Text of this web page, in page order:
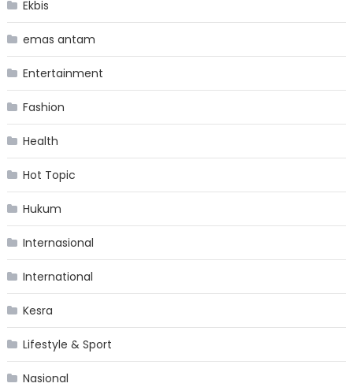
Ekbis
emas antam
Entertainment
Fashion
Health
Hot Topic
Hukum
Internasional
International
Kesra
Lifestyle & Sport
Nasional